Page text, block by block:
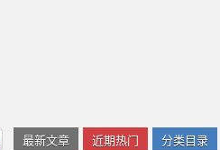
详细内容
最新文章 近期热门 分类目录